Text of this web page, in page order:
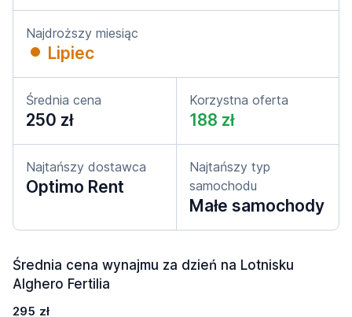
Najdroższy miesiąc
Lipiec
Średnia cena
250 zł
Korzystna oferta
188 zł
Najtańszy dostawca
Optimo Rent
Najtańszy typ
samochodu
Małe samochody
Średnia cena wynajmu za dzień na Lotnisku
Alghero Fertilia
295 zł